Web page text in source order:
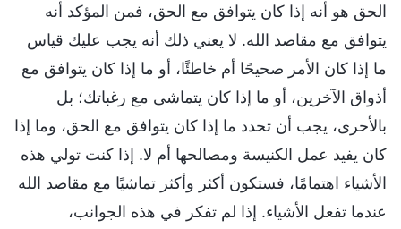
الحق هو أنه إذا كان يتوافق مع الحق، فمن المؤكد أنه
يتوافق مع مقاصد الله. لا يعني ذلك أنه يجب عليك قياس
ما إذا كان الأمر صحيحًا أم خاطئًا، أو ما إذا كان يتوافق مع
أذواق الآخرين، أو ما إذا كان يتماشى مع رغباتك؛ بل
بالأحرى، يجب أن تحدد ما إذا كان يتوافق مع الحق، وما إذا
كان يفيد عمل الكنيسة ومصالحها أم لا. إذا كنت تولي هذه
الأشياء اهتمامًا، فستكون أكثر وأكثر تماشيًا مع مقاصد الله
عندما تفعل الأشياء. إذا لم تفكر في هذه الجوانب،